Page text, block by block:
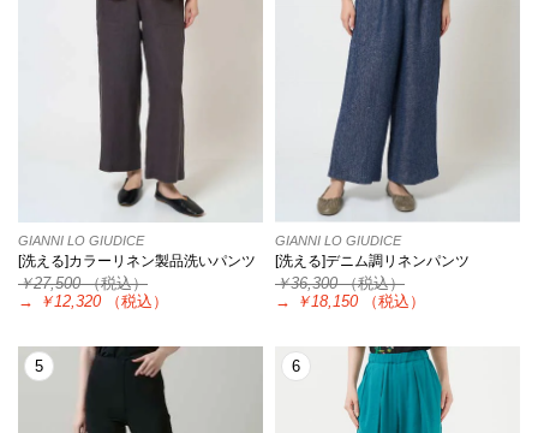
GIANNI LO GIUDICE
[洗える]カラーリネン製品洗いパンツ
￥27,500（税込）
→
￥12,320 （税込）
GIANNI LO GIUDICE
[洗える]デニム調リネンパンツ
￥36,300（税込）
→
￥18,150 （税込）
5 6